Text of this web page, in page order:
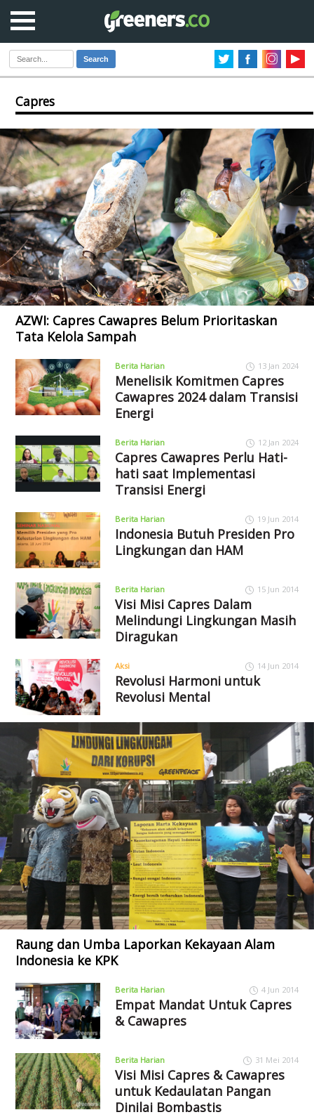
Search
Capres
AZWI: Capres Cawapres Belum Prioritaskan
Tata Kelola Sampah
Berita Harian 13 Jan 2024
Menelisik Komitmen Capres
Cawapres 2024 dalam Transisi
Energi
Berita Harian 12 Jan 2024
Capres Cawapres Perlu Hati-
hati saat Implementasi
Transisi Energi
Berita Harian 19 Jun 2014
Indonesia Butuh Presiden Pro
Lingkungan dan HAM
Berita Harian 15 Jun 2014
Visi Misi Capres Dalam
Melindungi Lingkungan Masih
Diragukan
Aksi 14 Jun 2014
Revolusi Harmoni untuk
Revolusi Mental
Raung dan Umba Laporkan Kekayaan Alam
Indonesia ke KPK
Berita Harian 4 Jun 2014
Empat Mandat Untuk Capres
& Cawapres
Berita Harian 31 Mei 2014
Visi Misi Capres & Cawapres
untuk Kedaulatan Pangan
Dinilai Bombastis